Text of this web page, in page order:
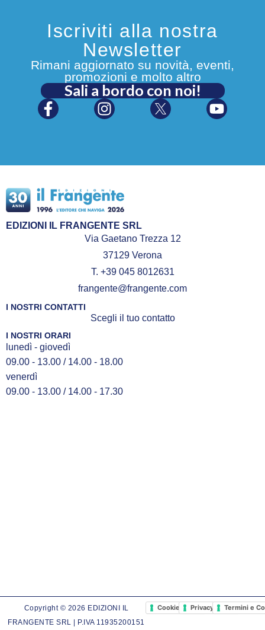
Iscriviti alla nostra
Newsletter
Rimani aggiornato su novità, eventi,
promozioni e molto altro
Sali a bordo con noi!
EDIZIONI IL FRANGENTE SRL
Via Gaetano Trezza 12
37129 Verona
T. +39 045 8012631
frangente@frangente.com
I NOSTRI CONTATTI
Scegli il tuo contatto
I NOSTRI ORARI
lunedì - giovedì
09.00 - 13.00 / 14.00 - 18.00
venerdì
09.00 - 13.00 / 14.00 - 17.30
Copyright © 2026 EDIZIONI IL
FRANGENTE SRL | P.IVA 11935200151
Cookie PolicyPrivacy PolicyTermini e